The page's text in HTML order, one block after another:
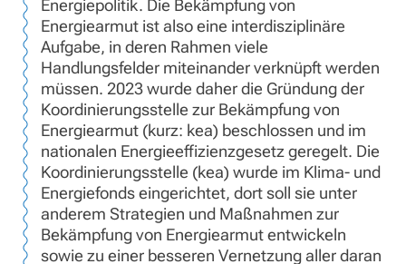
Energiepolitik. Die Bekämpfung von
Energiearmut ist also eine interdisziplinäre
Aufgabe, in deren Rahmen viele
Handlungsfelder miteinander verknüpft werden
müssen. 2023 wurde daher die Gründung der
Koordinierungsstelle zur Bekämpfung von
Energiearmut (kurz: kea) beschlossen und im
nationalen Energieeffizienzgesetz geregelt. Die
Koordinierungsstelle (kea) wurde im Klima- und
Energiefonds eingerichtet, dort soll sie unter
anderem Strategien und Maßnahmen zur
Bekämpfung von Energiearmut entwickeln
sowie zu einer besseren Vernetzung aller daran